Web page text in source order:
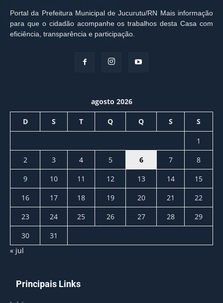
Portal da Prefeitura Municipal de Jucurutu/RN Mais informação
para que o cidadão acompanhe os trabalhos desta Casa com
eficiência, transparência e participação.
agosto 2026
D S T Q Q S S
1
2
3 4 5 6 7
8
9
10 11 12 13 14
15
16
17 18 19 20 21
22
23
24 25 26 27 28
29
30
31
« jul
Principais Links